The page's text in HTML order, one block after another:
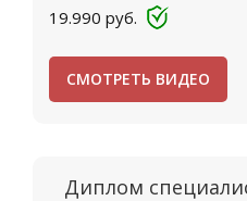
19.990 руб.
СМОТРЕТЬ ВИДЕО
Диплом